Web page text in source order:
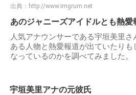
出典： http://www.imgrum.net
あのジャニーズアイドルとも熱
人気アナウンサーである宇垣美里
ある人物と熱愛報道が出ていたりも
なっているのかを調べてみました。
宇垣美里アナの元彼氏